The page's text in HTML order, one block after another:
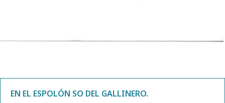
EN EL ESPOLÓN SO DEL GALLINERO.